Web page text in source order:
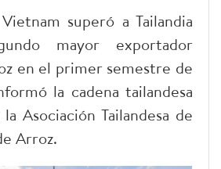
superó a Tailandia
mayor exportador
en el primer semestre de
la cadena tailandesa
Asociación Tailandesa de
Arroz.